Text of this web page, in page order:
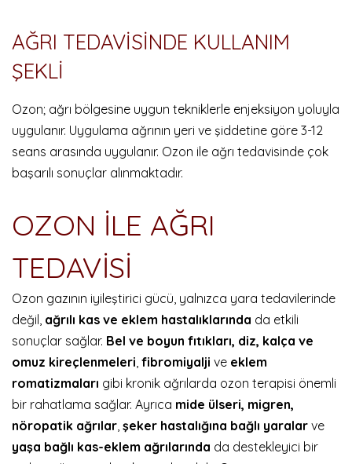
AĞRI TEDAVİSİNDE KULLANIM
ŞEKLİ
Ozon; ağrı bölgesine uygun tekniklerle enjeksiyon yoluyla
uygulanır. Uygulama ağrının yeri ve şiddetine göre 3-12
seans arasında uygulanır. Ozon ile ağrı tedavisinde çok
başarılı sonuçlar alınmaktadır.
OZON İLE AĞRI
TEDAVİSİ
Ozon gazının iyileştirici gücü, yalnızca yara tedavilerinde
değil, ağrılı kas ve eklem hastalıklarında da etkili
sonuçlar sağlar. Bel ve boyun fıtıkları, diz, kalça ve
omuz kireçlenmeleri, fibromiyalji ve eklem
romatizmaları gibi kronik ağrılarda ozon terapisi önemli
bir rahatlama sağlar. Ayrıca mide ülseri, migren,
nöropatik ağrılar, şeker hastalığına bağlı yaralar ve
yaşa bağlı kas-eklem ağrılarında da destekleyici bir